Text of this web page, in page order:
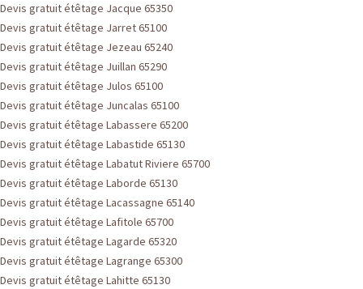
Devis gratuit étêtage Jacque 65350
Devis gratuit étêtage Jarret 65100
Devis gratuit étêtage Jezeau 65240
Devis gratuit étêtage Juillan 65290
Devis gratuit étêtage Julos 65100
Devis gratuit étêtage Juncalas 65100
Devis gratuit étêtage Labassere 65200
Devis gratuit étêtage Labastide 65130
Devis gratuit étêtage Labatut Riviere 65700
Devis gratuit étêtage Laborde 65130
Devis gratuit étêtage Lacassagne 65140
Devis gratuit étêtage Lafitole 65700
Devis gratuit étêtage Lagarde 65320
Devis gratuit étêtage Lagrange 65300
Devis gratuit étêtage Lahitte 65130